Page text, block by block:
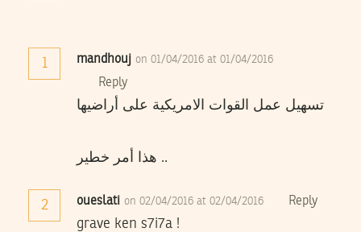
1 mandhouj on 01/04/2016 at 01/04/2016
Reply
تسهيل عمل القوات الامريكية على أراضيها
هذا أمر خطير ..
2 oueslati on 02/04/2016 at 02/04/2016 Reply
grave ken s7i7a !